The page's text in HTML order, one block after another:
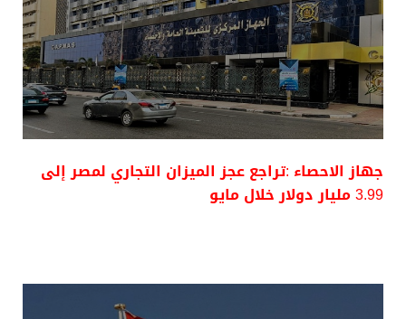
جهاز الاحصاء :تراجع عجز الميزان التجاري لمصر إلى
3.99 مليار دولار خلال مايو